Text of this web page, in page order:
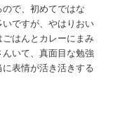
で、初めてではな
ですが、やはりおい
はんとカレーにまみ
いて、真面目な勉強
表情が活き活きする